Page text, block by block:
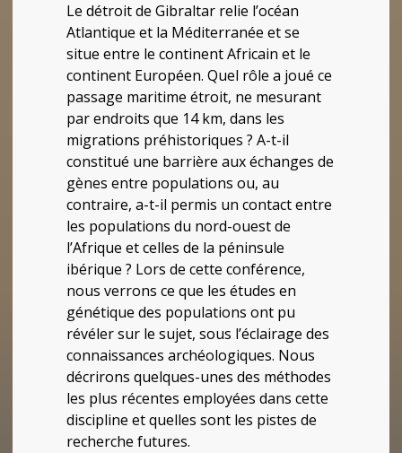
Le détroit de Gibraltar relie l’océan
Atlantique et la Méditerranée et se
situe entre le continent Africain et le
continent Européen. Quel rôle a joué ce
passage maritime étroit, ne mesurant
par endroits que 14 km, dans les
migrations préhistoriques ? A-t-il
constitué une barrière aux échanges de
gènes entre populations ou, au
contraire, a-t-il permis un contact entre
les populations du nord-ouest de
l’Afrique et celles de la péninsule
ibérique ? Lors de cette conférence,
nous verrons ce que les études en
génétique des populations ont pu
révéler sur le sujet, sous l’éclairage des
connaissances archéologiques. Nous
décrirons quelques-unes des méthodes
les plus récentes employées dans cette
discipline et quelles sont les pistes de
recherche futures.